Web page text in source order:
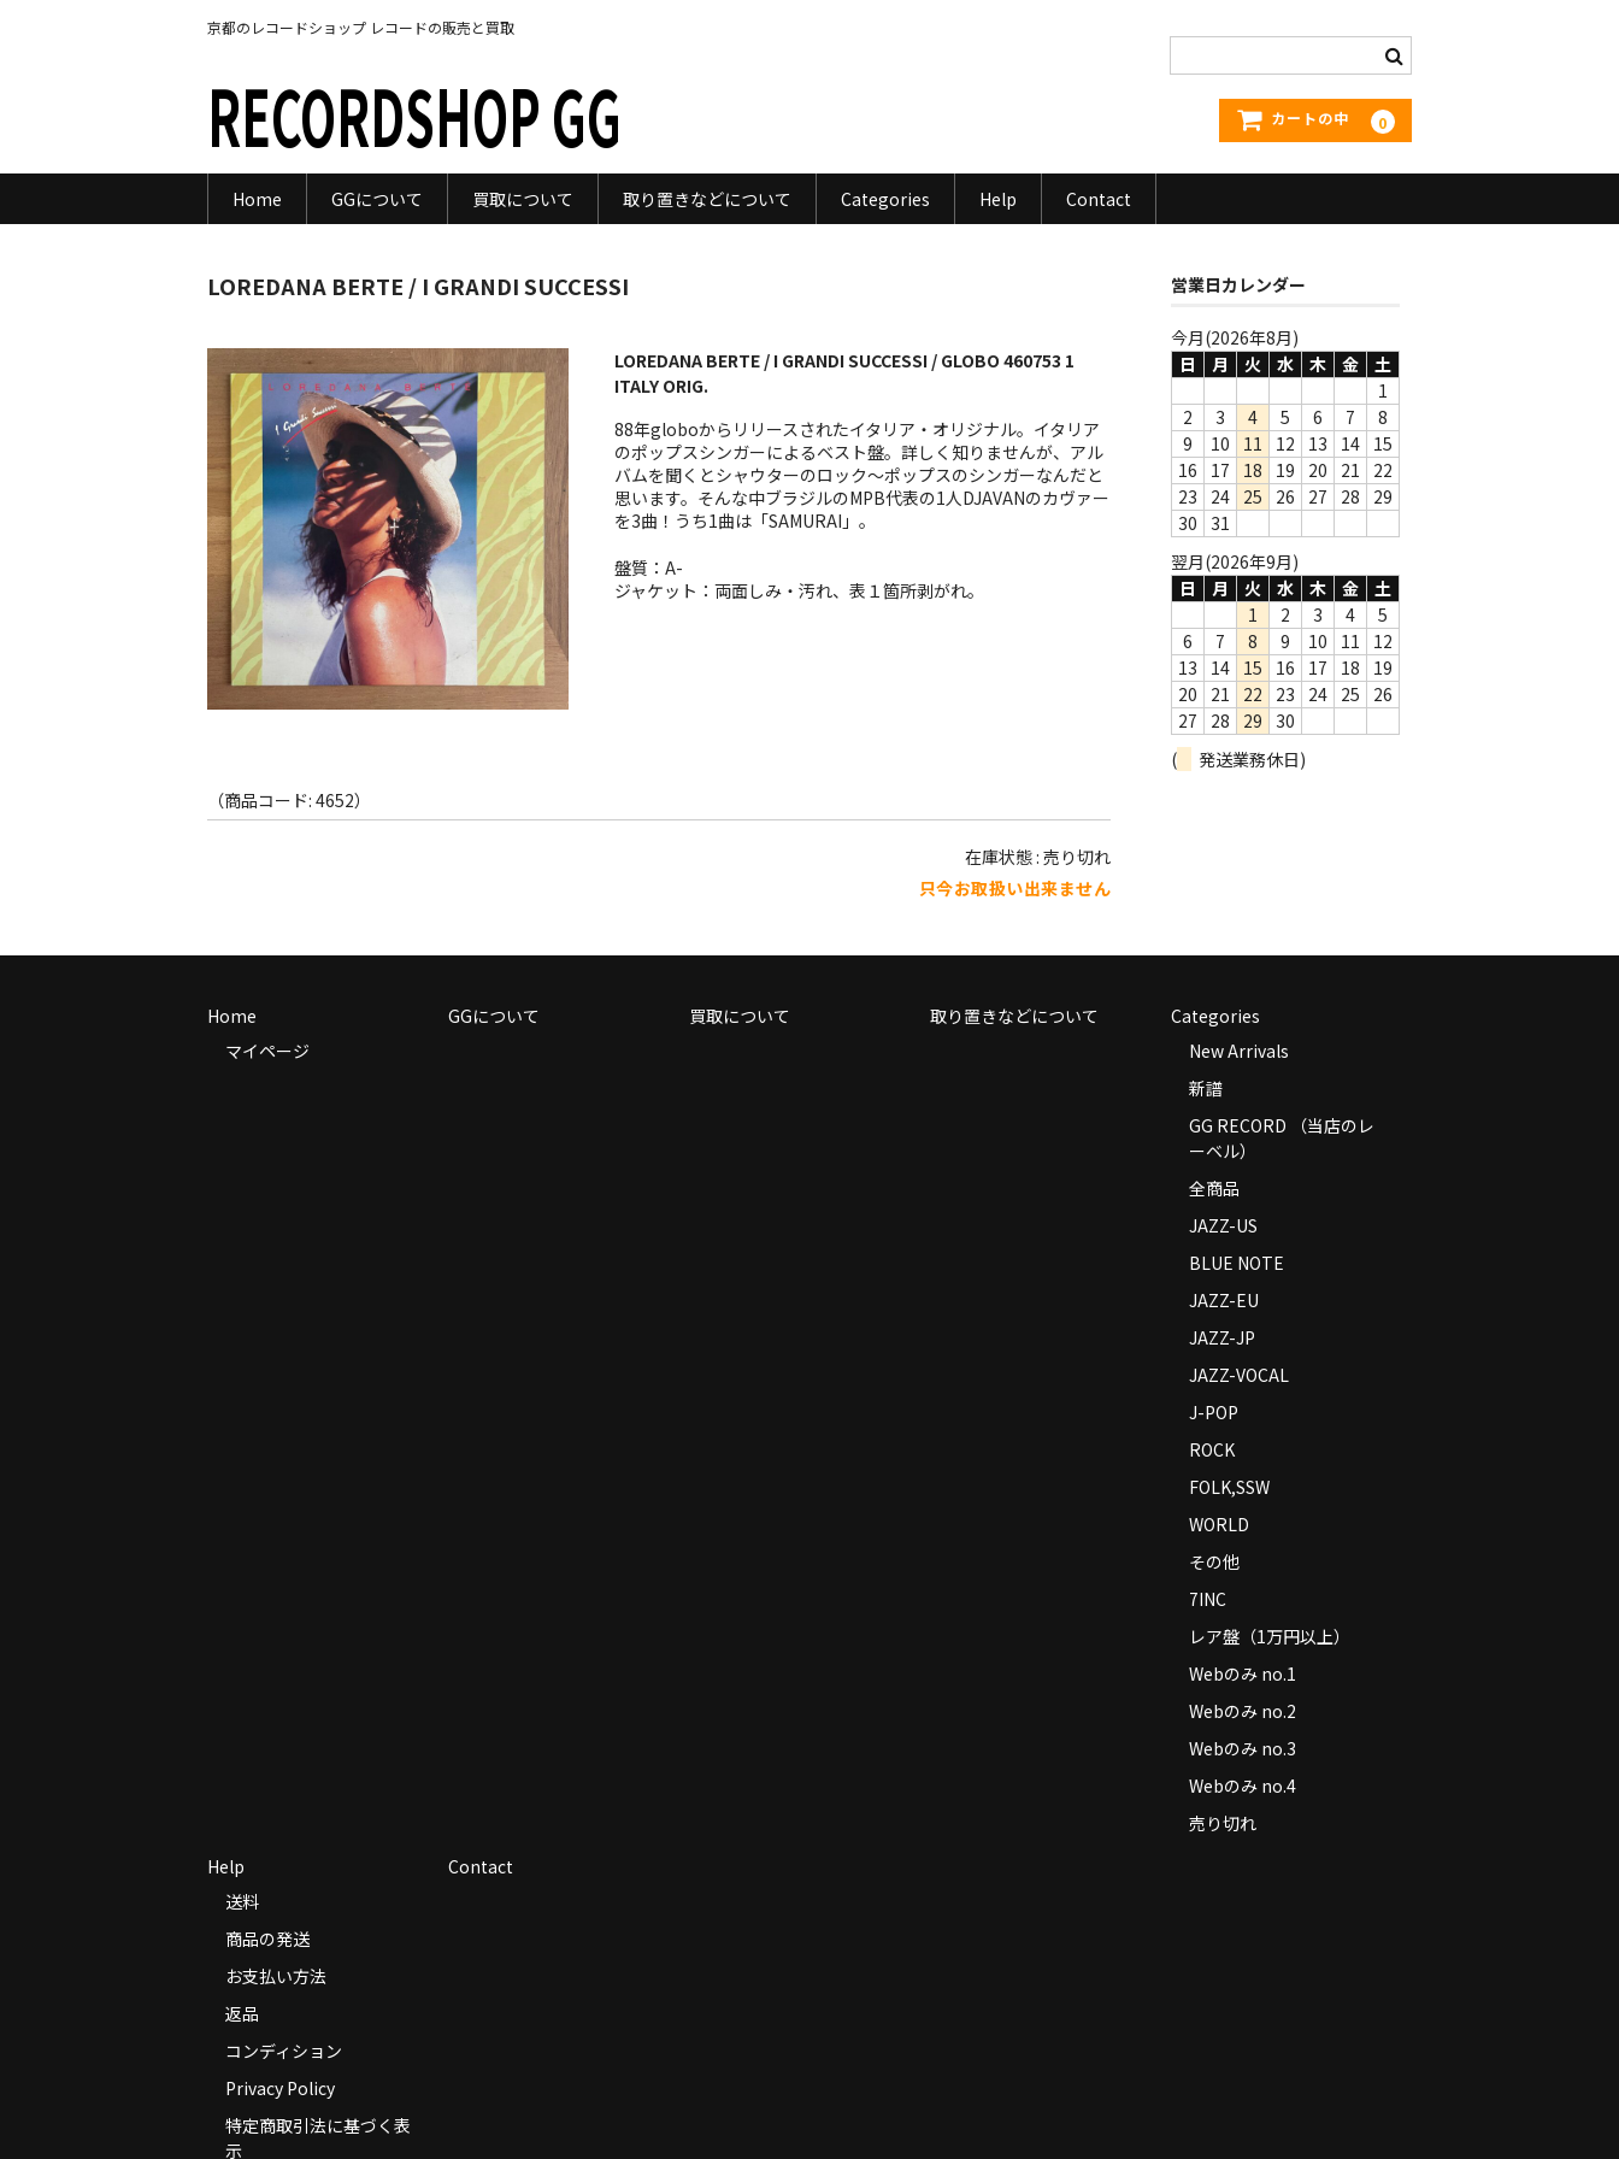
京都のレコードショップ レコードの販売と買取
RECORDSHOP GG カートの中 0
Home GGについて 買取について 取り置きなどについて Categories Help Contact
LOREDANA BERTE / I GRANDI SUCCESSI
LOREDANA BERTE / I GRANDI SUCCESSI / GLOBO 460753 1
ITALY ORIG.
88年globoからリリースされたイタリア・オリジナル。イタリア
のポップスシンガーによるベスト盤。詳しく知りませんが、アル
バムを聞くとシャウターのロック〜ポップスのシンガーなんだと
思います。そんな中ブラジルのMPB代表の1人DJAVANのカヴァー
を3曲！うち1曲は「SAMURAI」。
盤質：A-
ジャケット：両面しみ・汚れ、表１箇所剥がれ。
（商品コード: 4652）
在庫状態 : 売り切れ
只今お取扱い出来ません
営業日カレンダー
今月(2026年8月)
日
月 火 水 木 金
土
1
2
3 4 5 6 7
8
9
10 11 12 13 14 15
16
17 18 19 20 21
22
23
24 25 26 27 28
29
30
31
翌月(2026年9月)
日
月 火 水 木 金
土
1
2 3 4
5
6
7 8 9 10 11
12
13
14 15 16 17 18
19
20
21 22 23 24 25
26
27
28 29
30
(
発送業務休日)
Home
マイページ
GGについて 買取について 取り置きなどについて
Categories
New Arrivals
新譜
GG RECORD （当店のレ
ーベル）
全商品
JAZZ-US
BLUE NOTE
JAZZ-EU
JAZZ-JP
JAZZ-VOCAL
J-POP
ROCK
FOLK,SSW
WORLD
その他
7INC
レア盤（1万円以上）
Webのみ no.1
Webのみ no.2
Webのみ no.3
Webのみ no.4
売り切れ
Help
送料
商品の発送
お支払い方法
返品
コンディション
Privacy Policy
特定商取引法に基づく表
示
Contact